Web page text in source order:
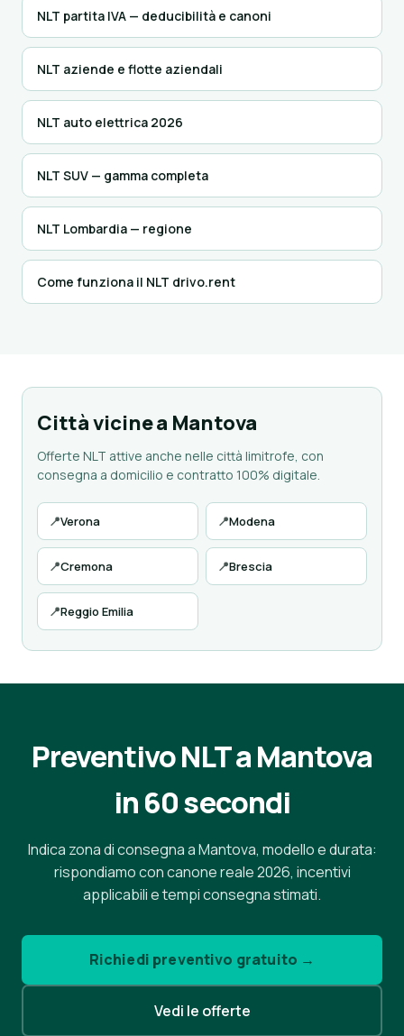
NLT partita IVA — deducibilità e canoni
NLT aziende e flotte aziendali
NLT auto elettrica 2026
NLT SUV — gamma completa
NLT Lombardia — regione
Come funziona il NLT drivo.rent
Città vicine a Mantova
Offerte NLT attive anche nelle città limitrofe, con
consegna a domicilio e contratto 100% digitale.
📍Verona 📍Modena
📍Cremona 📍Brescia
📍Reggio Emilia
Preventivo NLT a Mantova
in 60 secondi
Indica zona di consegna a Mantova, modello e durata:
rispondiamo con canone reale 2026, incentivi
applicabili e tempi consegna stimati.
Richiedi preventivo gratuito →
Vedi le offerte